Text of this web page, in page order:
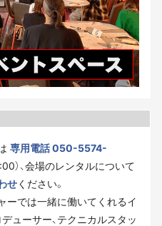
専用電話 050-5574-
）、会場のレンタルについて
せください。
ーでは一緒に働いてくれるイ
ューサー、テクニカルスタッ